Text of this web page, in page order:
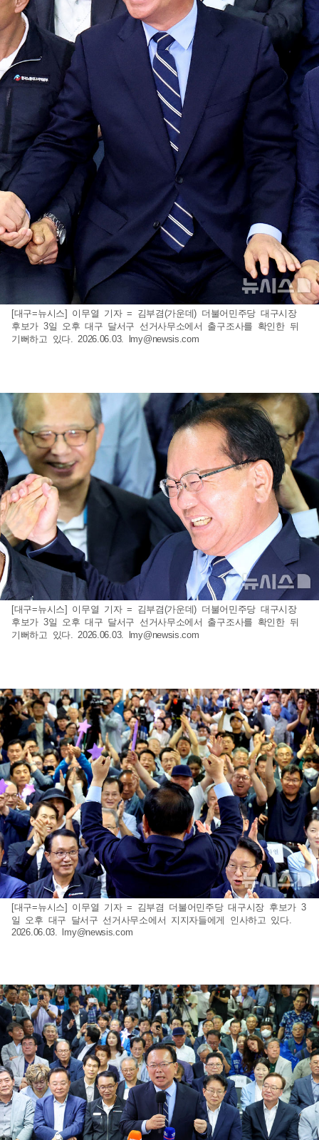
[대구=뉴시스] 이무열 기자 = 김부겸(가운데) 더불어민주당 대구시장
후보가 3일 오후 대구 달서구 선거사무소에서 출구조사를 확인한 뒤
기뻐하고 있다. 2026.06.03.
lmy@newsis.com
[대구=뉴시스] 이무열 기자 = 김부겸(가운데) 더불어민주당 대구시장
후보가 3일 오후 대구 달서구 선거사무소에서 출구조사를 확인한 뒤
기뻐하고 있다. 2026.06.03. lmy@newsis.com
[대구=뉴시스] 이무열 기자 = 김부겸 더불어민주당 대구시장 후보가 3
일 오후 대구 달서구 선거사무소에서 지지자들에게 인사하고 있다.
2026.06.03.
lmy@newsis.com